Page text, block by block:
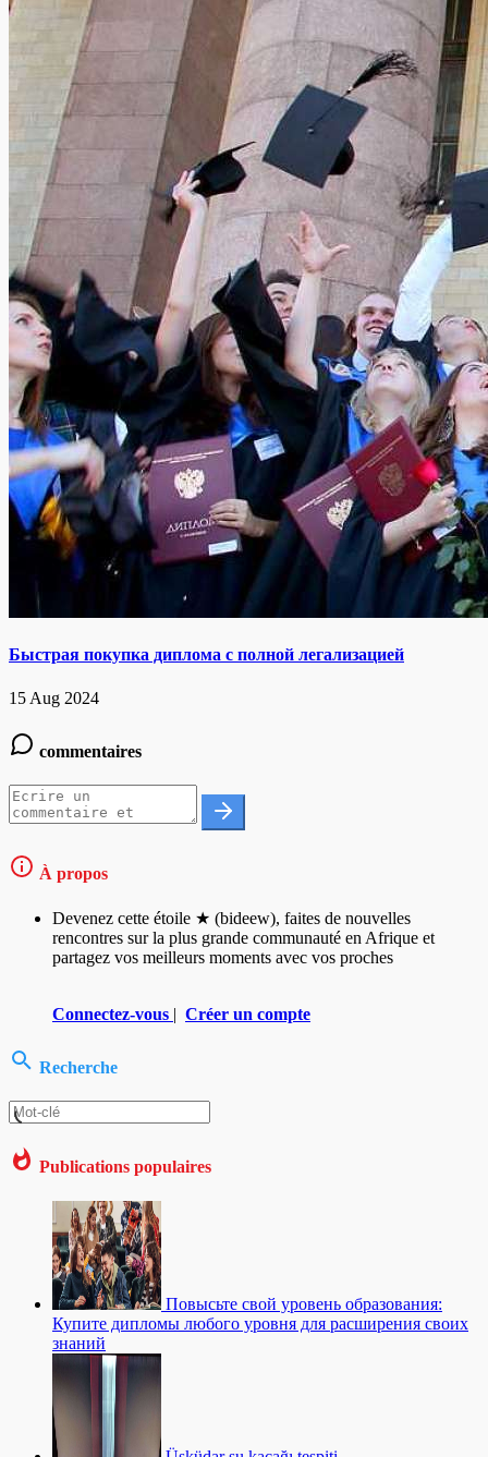
Быстрая покупка диплома с полной легализацией
15 Aug 2024
commentaires
À propos
Devenez cette étoile ★ (bideew), faites de nouvelles
rencontres sur la plus grande communauté en Afrique et
partagez vos meilleurs moments avec vos proches
Connectez-vous | Créer un compte
Recherche
Publications populaires
Повысьте свой уровень образования:
Купите дипломы любого уровня для расширения своих
знаний